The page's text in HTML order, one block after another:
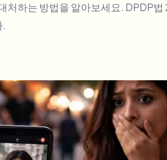
Vlogger Moto Vlogger Streamer
처하는 방법을 알아보세요. DPDP
.